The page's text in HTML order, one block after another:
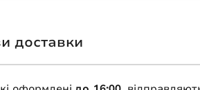
доставки